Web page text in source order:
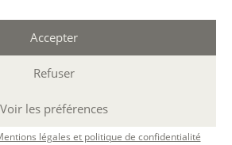
Accepter
Refuser
Voir les préférences
légales et politique de confidentialité
partir de photographies (par
Nov. 2021au
en ligne pour cette
est terminée.